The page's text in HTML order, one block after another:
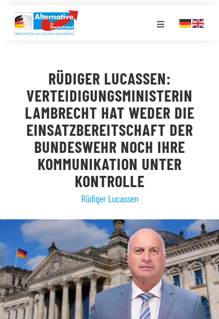
Inhalt
springen
Toggle
LANDESGRUPPEN
VERANSTALTUNGEN
PRESSE
MEDIATHEK
RÜDIGER LUCASSEN:
VERTEIDIGUNGSMINISTERIN
LAMBRECHT HAT WEDER DIE
EINSATZBEREITSCHAFT DER
BUNDESWEHR NOCH IHRE
KOMMUNIKATION UNTER
KONTROLLE
Rüdiger Lucassen